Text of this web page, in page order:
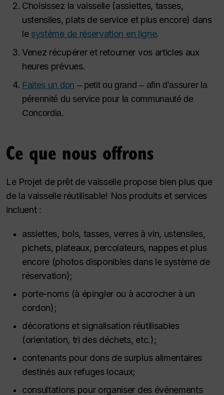
Choisissez la vaisselle (assiettes, tasses,
ustensiles, plats de service et plus encore) dans
le système de réservation en ligne.
Venez récupérer et retourner vos articles aux
heures prévues.
Faites un don – petit ou grand – afin d’assurer la
pérennité du service pour la communauté de
Concordia.
Ce que nous offrons
Le Projet de prêt de vaisselle propose bien plus que
de la vaisselle réutilisable! Nos produits et services
incluent :
assiettes, bols, tasses, verres à vin, ustensiles,
pichets, plateaux, percolateurs, nappes et plus
encore (photos disponibles dans le système de
réservation);
porte-noms (à épingler ou à accrocher à un
cordon);
décorations et signalisation réutilisables
(orientation, tri des déchets, etc.);
contenants pour dons de surplus alimentaires
destinés aux refuges locaux;
consultations pour organiser des événements